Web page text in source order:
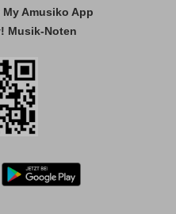
Amusiko App
Musik-Noten